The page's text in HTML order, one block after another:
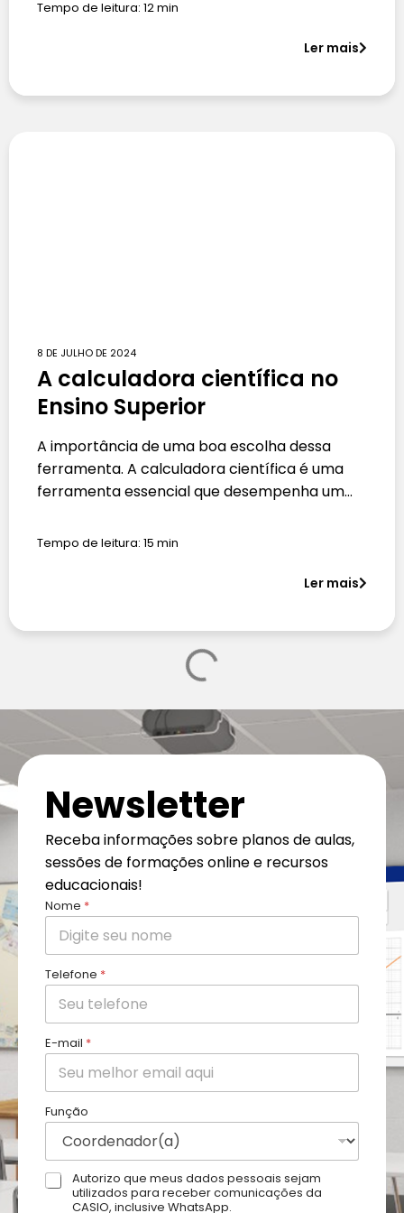
Tempo de leitura: 12min
Ler mais
8 DE JULHO DE 2024
A calculadora científica no
Ensino Superior
A importância de uma boa escolha dessa
ferramenta. A calculadora científica é uma
ferramenta essencial que desempenha um…
Tempo de leitura: 15 min
Ler mais
Newsletter
Receba informações sobre planos de aulas,
sessões de formações online e recursos
educacionais!
Nome *
Telefone *
E-mail *
Função
A
Autorizo que meus dados pessoais sejam
utilizados para receber comunicações da
CASIO, inclusive WhatsApp.